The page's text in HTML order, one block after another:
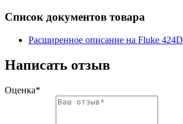
Список документов товара
Расширенное описание на Fluke 424D
Написать отзыв
Оценка*